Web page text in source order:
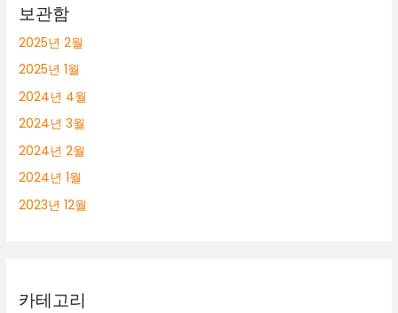
보관함
2025년 2월
2025년 1월
2024년 4월
2024년 3월
2024년 2월
2024년 1월
2023년 12월
카테고리